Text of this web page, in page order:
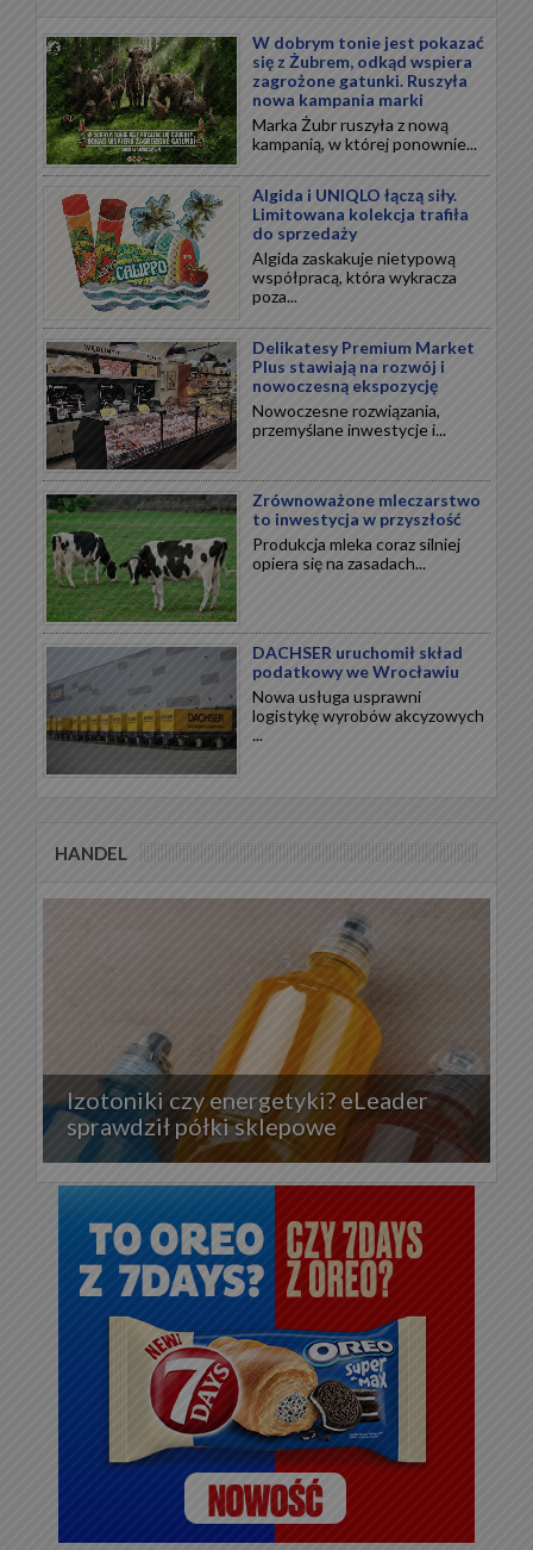
W dobrym tonie jest pokazać
się z Żubrem, odkąd wspiera
zagrożone gatunki. Ruszyła
nowa kampania marki
Marka Żubr ruszyła z nową
kampanią, w której ponownie...
Algida i UNIQLO łączą siły.
Limitowana kolekcja trafiła
do sprzedaży
Algida zaskakuje nietypową
współpracą, która wykracza
poza...
Delikatesy Premium Market
Plus stawiają na rozwój i
nowoczesną ekspozycję
Nowoczesne rozwiązania,
przemyślane inwestycje i...
Zrównoważone mleczarstwo
to inwestycja w przyszłość
Produkcja mleka coraz silniej
opiera się na zasadach...
DACHSER uruchomił skład
podatkowy we Wrocławiu
Nowa usługa usprawni
logistykę wyrobów akcyzowych
...
HANDEL
Izotoniki czy energetyki? eLeader
sprawdził półki sklepowe